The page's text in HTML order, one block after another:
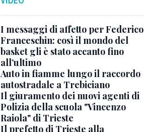
I messaggi di affetto per Federico
Franceschin: così il mondo del
basket gli è stato accanto fino
all’ultimo
Auto in fiamme lungo il raccordo
autostradale a Trebiciano
Il giuramento dei nuovi agenti di
Polizia della scuola "Vincenzo
Raiola" di Trieste
Il prefetto di Trieste alla